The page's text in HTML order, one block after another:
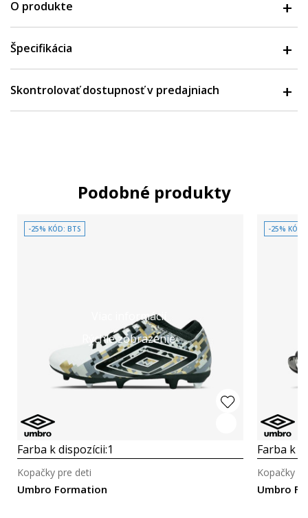
O produkte
Špecifikácia
Skontrolovať dostupnosť v predajniach
Podobné produkty
Viac informácií
Rýchle zobrazenie
-25% KÓD: BTS
Farba k dispozícii:1
Umbro Formation
Kopačky pre deti
-25% KÓD:
Farba k
Umbro
Kopačky